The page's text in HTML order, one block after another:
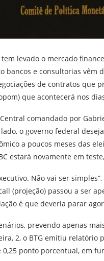
levado o mercado
bancos e consultorias vêm
de contratos que
que acontecerá nos
comandado por
o governo federal
a poucos meses das
estará novamente em
Não vai ser
(projeção) passou a ser
é que deveria parar
prevendo apenas
2, o BTG emitiu relatório
ponto porcentual, em